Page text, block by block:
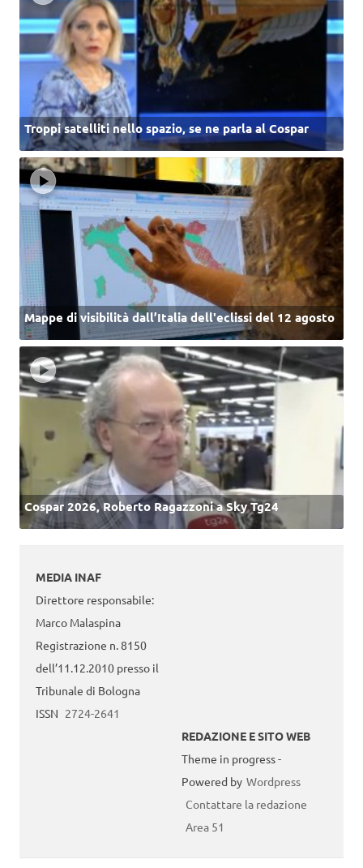
Troppi satelliti nello spazio, se ne parla al Cospar
Mappe di visibilità dall’Italia dell'eclissi del 12 agosto
Cospar 2026, Roberto Ragazzoni a Sky Tg24
MEDIA INAF
Direttore responsabile:
Marco Malaspina
Registrazione n. 8150
dell’11.12.2010 presso il
Tribunale di Bologna
ISSN 2724-2641
REDAZIONE E SITO WEB
Theme in progress -
Powered by Wordpress
Contattare la redazione
Area 51